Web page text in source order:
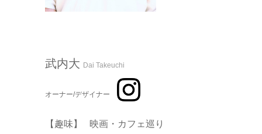
武内大 Dai Takeuchi
オーナー/デザイナー
【趣味】 映画・カフェ巡り